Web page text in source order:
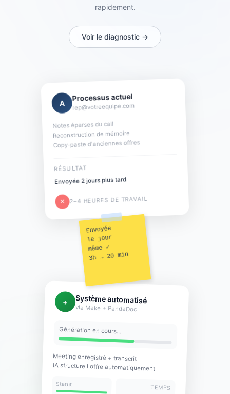
rapidement.
Voir le diagnostic →
A
Processus actuel
rep@votreequipe.com
Notes éparses du call
Reconstruction de mémoire
Copy-paste d'anciennes offres
RÉSULTAT
Envoyée 2 jours plus tard
✕ 2–4 HEURES DE TRAVAIL
Envoyée
le jour
même ✓
3h → 20 min
+ Système automatisé
via Make + PandaDoc
Génération en cours…
Meeting enregistré + transcrit
IA structure l'offre automatiquement
Statut TEMPS